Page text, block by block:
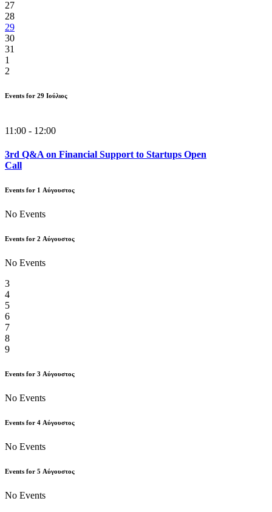
27
28
29
30
31
1
2
Events for 29 Ιούλιος
11:00 - 12:00
3rd Q&A on Financial Support to Startups Open
Call
Events for 1 Αύγουστος
No Events
Events for 2 Αύγουστος
No Events
3
4
5
6
7
8
9
Events for 3 Αύγουστος
No Events
Events for 4 Αύγουστος
No Events
Events for 5 Αύγουστος
No Events